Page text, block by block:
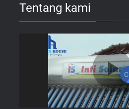
Tentang kami